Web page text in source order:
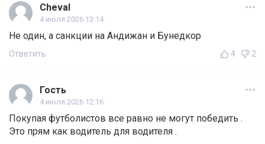
Cheval
4 июля 2026 13:14
Не один, а санкции на Андижан и Бунедкор
Ответить 4 2
Гость
4 июля 2026 12:16
Покупая футболистов все равно не могут победить .
Это прям как водитель для водителя .